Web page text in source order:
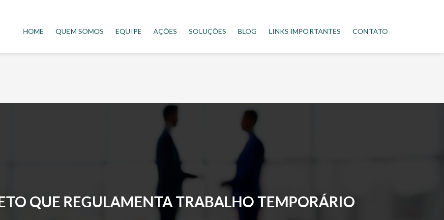
HOME QUEM SOMOS EQUIPE AÇÕES SOLUÇÕES BLOG LINKS IMPORTANTES CONTATO
QUE REGULAMENTA TRABALHO TEMPORÁRIO